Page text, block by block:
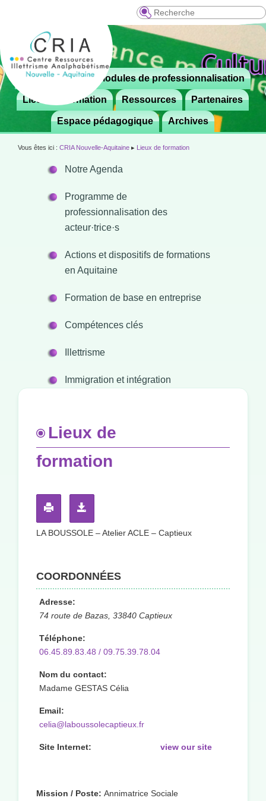
Recherche
Menu
principal
Aller
contenu
principal
 Le CRIA Modules de professionnalisation
Lieux de formation Ressources Partenaires
Espace pédagogique Archives
Vous êtes ici : CRIA Nouvelle-Aquitaine ▸ Lieux de formation
Notre Agenda
Programme de
professionnalisation des
acteur·trice·s
Actions et dispositifs de formations
en Aquitaine
Formation de base en entreprise
Compétences clés
Illettrisme
Immigration et intégration
Lieux de
formation
LA BOUSSOLE – Atelier ACLE – Captieux
COORDONNÉES
Adresse:
74 route de Bazas, 33840 Captieux
Téléphone:
06.45.89.83.48 / 09.75.39.78.04
Nom du contact:
Madame GESTAS Célia
Email:
celia@laboussolecaptieux.fr
Site Internet: view our site
Mission / Poste: Annimatrice Sociale